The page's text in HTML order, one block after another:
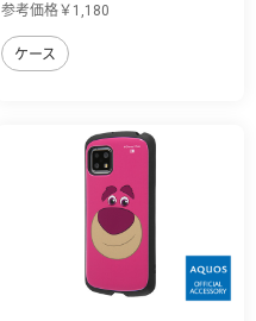
参考価格￥1,180
ケース